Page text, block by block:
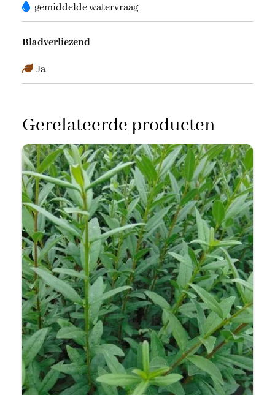
gemiddelde watervraag
Bladverliezend
Ja
Gerelateerde producten